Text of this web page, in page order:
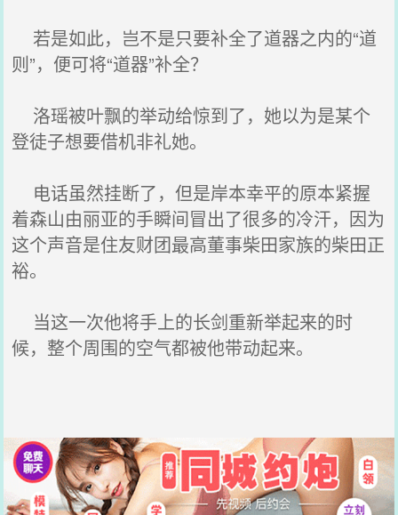
若是如此，岂不是只要补全了道器之内的“道
则”，便可将“道器”补全？
洛瑶被叶飘的举动给惊到了，她以为是某个
登徒子想要借机非礼她。
电话虽然挂断了，但是岸本幸平的原本紧握
着森山由丽亚的手瞬间冒出了很多的冷汗，因为
这个声音是住友财团最高董事柴田家族的柴田正
裕。
当这一次他将手上的长剑重新举起来的时
候，整个周围的空气都被他带动起来。